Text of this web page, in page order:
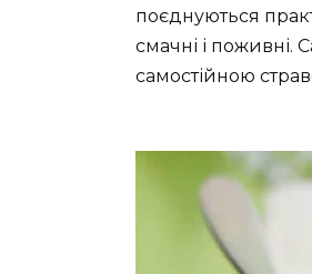
поєднуються
смачні і поживні.
самостійною